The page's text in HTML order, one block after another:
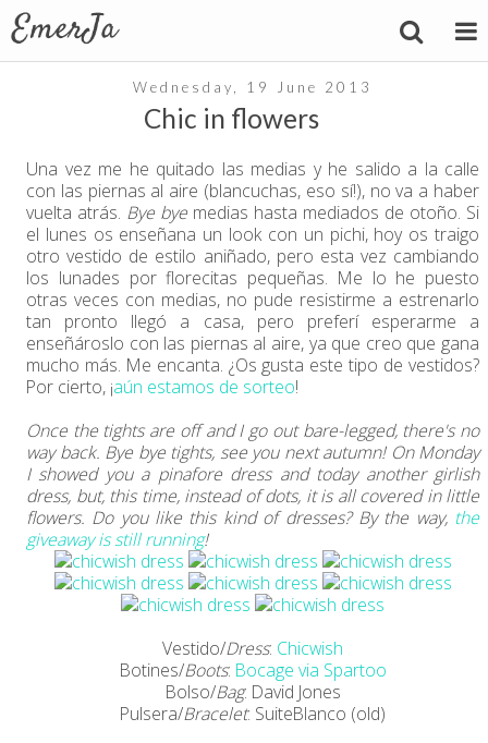
Wednesday, 19 June 2013
Chic in flowers
Una vez me he quitado las medias y he salido a la calle
con las piernas al aire (blancuchas, eso sí!), no va a haber
vuelta atrás. Bye bye medias hasta mediados de otoño. Si
el lunes os enseñana un look con un pichi, hoy os traigo
otro vestido de estilo aniñado, pero esta vez cambiando
los lunades por florecitas pequeñas. Me lo he puesto
otras veces con medias, no pude resistirme a estrenarlo
tan pronto llegó a casa, pero preferí esperarme a
enseñároslo con las piernas al aire, ya que creo que gana
mucho más. Me encanta. ¿Os gusta este tipo de vestidos?
Por cierto, ¡aún estamos de sorteo!
Once the tights are off and I go out bare-legged, there's no
way back. Bye bye tights, see you next autumn! On Monday
I showed you a pinafore dress and today another girlish
dress, but, this time, instead of dots, it is all covered in little
flowers. Do you like this kind of dresses? By the way, the
giveaway is still running!
Vestido/Dress: Chicwish
Botines/Boots: Bocage via Spartoo
Bolso/Bag: David Jones
Pulsera/Bracelet: SuiteBlanco (old)